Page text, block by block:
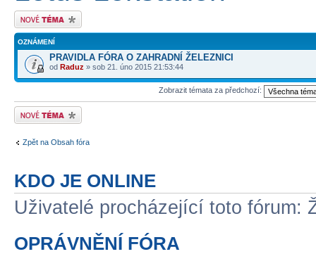
Odeslat nové téma
OZNÁMENÍ
PRAVIDLA FÓRA O ZAHRADNÍ ŽELEZNICI
od Raduz » sob 21. úno 2015 21:53:44
Zobrazit témata za předchozí:
Odeslat nové téma
Zpět na Obsah fóra
KDO JE ONLINE
Uživatelé procházející toto fórum:
OPRÁVNĚNÍ FÓRA